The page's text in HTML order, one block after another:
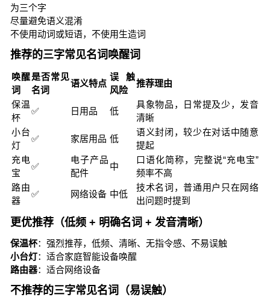
为三个字
尽量避免语义混淆
不使用动词或短语，不使用生造词
推荐的三字常见名词唤醒词
唤醒
词
是否常见
名词
语义特点
误触
风险
推荐理由
保温
杯
✅ 日用品 低
具象物品，日常提及少，发音
清晰
小台
灯
✅ 家居用品 低
语义封闭，较少在对话中随意
提起
充电
宝
✅
电子产品
配件
中
口语化简称，完整说“充电宝”
频率不高
路由
器
✅ 网络设备 中低
技术名词，普通用户只在网络
出问题时提到
更优推荐（低频 + 明确名词 + 发音清晰）
保温杯：强烈推荐，低频、清晰、无指令感、不易误触
小台灯：适合家庭智能设备唤醒
路由器：适合网络设备
不推荐的三字常见名词（易误触）